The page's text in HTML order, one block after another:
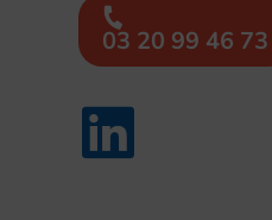
03 20 99 46 73